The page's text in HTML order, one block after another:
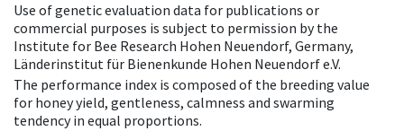
Use of genetic evaluation data for publications or
commercial purposes is subject to permission by the
Institute for Bee Research Hohen Neuendorf, Germany,
Länderinstitut für Bienenkunde Hohen Neuendorf e.V.
The performance index is composed of the breeding value
for honey yield, gentleness, calmness and swarming
tendency in equal proportions.